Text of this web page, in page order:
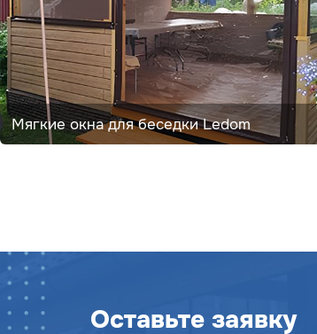
Мягкие окна для беседки Ledom
Оставьте заявку